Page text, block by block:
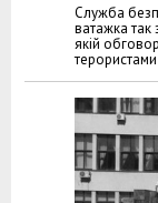
Служба
ватажка
якій
терористами